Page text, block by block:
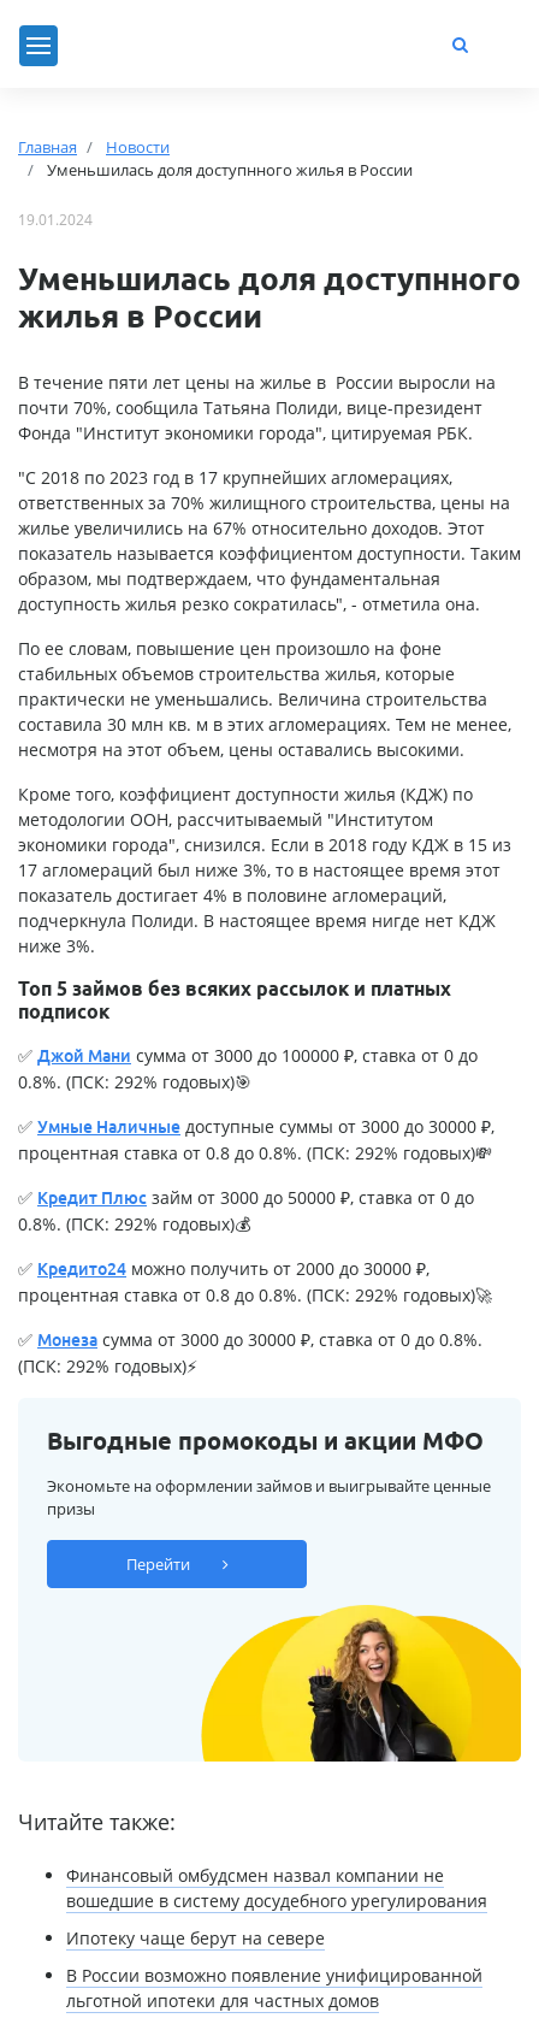
Главная
Новости
Уменьшилась доля доступнного жилья в России
19.01.2024
Уменьшилась доля доступнного
жилья в России
В течение пяти лет цены на жилье в России выросли на
почти 70%, сообщила Татьяна Полиди, вице-президент
Фонда "Институт экономики города", цитируемая РБК.
"С 2018 по 2023 год в 17 крупнейших агломерациях,
ответственных за 70% жилищного строительства, цены на
жилье увеличились на 67% относительно доходов. Этот
показатель называется коэффициентом доступности. Таким
образом, мы подтверждаем, что фундаментальная
доступность жилья резко сократилась", - отметила она.
По ее словам, повышение цен произошло на фоне
стабильных объемов строительства жилья, которые
практически не уменьшались. Величина строительства
составила 30 млн кв. м в этих агломерациях. Тем не менее,
несмотря на этот объем, цены оставались высокими.
Кроме того, коэффициент доступности жилья (КДЖ) по
методологии ООН, рассчитываемый "Институтом
экономики города", снизился. Если в 2018 году КДЖ в 15 из
17 агломераций был ниже 3%, то в настоящее время этот
показатель достигает 4% в половине агломераций,
подчеркнула Полиди. В настоящее время нигде нет КДЖ
ниже 3%.
Топ 5 займов без всяких рассылок и платных
подписок
✅ Джой Мани сумма от 3000 до 100000 ₽, ставка от 0 до
0.8%. (ПСК: 292% годовых)🎯
✅ Умные Наличные доступные суммы от 3000 до 30000 ₽,
процентная ставка от 0.8 до 0.8%. (ПСК: 292% годовых)💸
✅ Кредит Плюс займ от 3000 до 50000 ₽, ставка от 0 до
0.8%. (ПСК: 292% годовых)💰
✅ Кредито24 можно получить от 2000 до 30000 ₽,
процентная ставка от 0.8 до 0.8%. (ПСК: 292% годовых)🚀
✅ Монеза сумма от 3000 до 30000 ₽, ставка от 0 до 0.8%.
(ПСК: 292% годовых)⚡
Выгодные промокоды и акции МФО
Экономьте на оформлении займов и выигрывайте ценные
призы
Перейти
Читайте также:
Финансовый омбудсмен назвал компании не
вошедшие в систему досудебного урегулирования
Ипотеку чаще берут на севере
В России возможно появление унифицированной
льготной ипотеки для частных домов